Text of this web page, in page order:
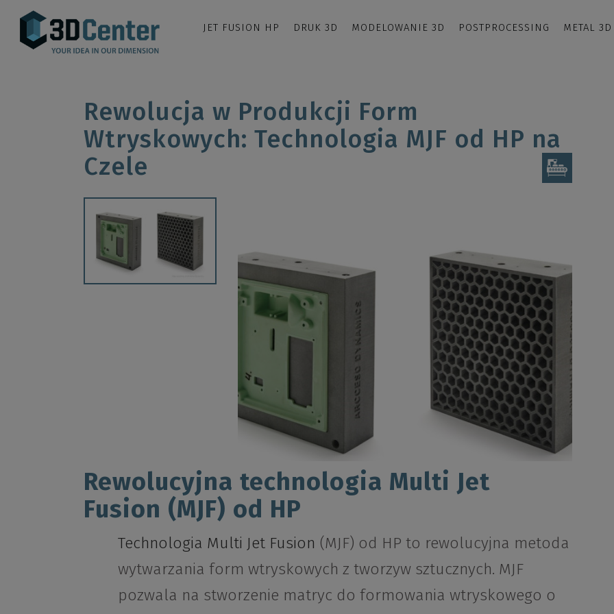
JET FUSION HP DRUK 3D MODELOWANIE 3D POSTPROCESSING METAL 3D
Rewolucja w Produkcji Form
Wtryskowych: Technologia MJF od HP na
Czele
Rewolucyjna technologia Multi Jet
Fusion (MJF) od HP
Technologia Multi Jet Fusion (MJF) od HP to rewolucyjna metoda
wytwarzania form wtryskowych z tworzyw sztucznych. MJF
pozwala na stworzenie matryc do formowania wtryskowego o